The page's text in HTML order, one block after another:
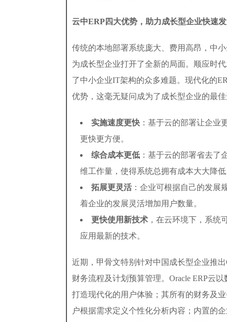
云中ERP四大优势，助力成长型企业快速
传统的本地部署系统庞大、费用高昂，中
为成长型企业打开了全新的局面。顺应时
了中小企业IT架构的众多难题。现代化的
优势，这毫无疑问成为了成长型企业的最
实施速度更快 ：基于云的部署让企业
更快更方便。
综合成本更低 ：基于云的部署省去了
维工作量，使得系统总拥有成本大大降
拓展更灵活 ：企业可根据自己的发展
着企业的发展灵活增加用户数量。
更快使用新技术 ，在云环境下，系统
应用最新的技术。
近期，甲骨文特别针对中国成长型企业推
财务流程及计划预算管理。Oracle ERP云
打造现代化的用户体验；其所有的财务及
户根据需求定义个性化分析内容；内置的